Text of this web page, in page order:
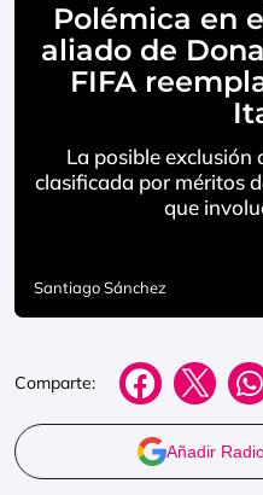
Polémica en
aliado de
FIFA
La posible exclusión
clasificada por méritos
que
Santiago Sánchez
Comparte:
Añadir